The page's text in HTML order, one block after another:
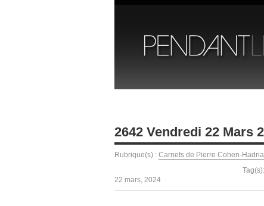
2642 Vendredi 22 Mars
Rubrique(s) : Carnets de Pierre Cohen-Hadria
Tag(s):
22 mars, 2024